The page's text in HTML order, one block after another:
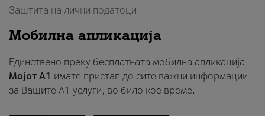
Заштита на лични податоци
Мобилна апликација
Единствено преку бесплатната мобилна апликација
Мојот A1 имате пристап до сите важни информации
за Вашите A1 услуги, во било кое време.